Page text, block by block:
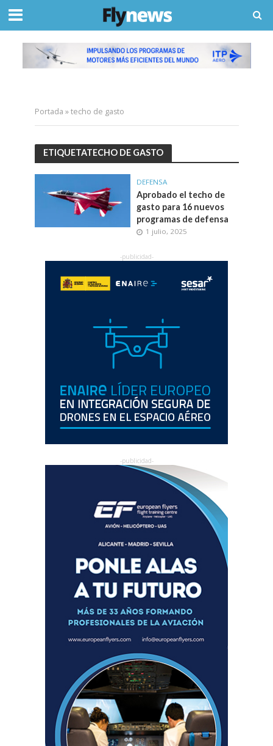
Portada »techo de gasto
ETIQUETATECHO DE GASTO
DEFENSA
Aprobado el techo de
gasto para 16 nuevos
programas de defensa
1 julio, 2025